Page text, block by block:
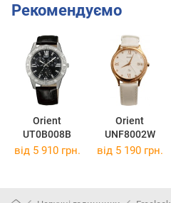
Рекомендуємо
Orient
UT0B008B
Orient
UNF8002W
від 5 910 грн. від 5 190 грн.